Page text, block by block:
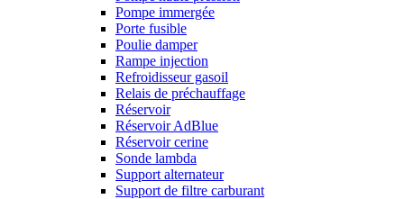
Pompe immergée
Porte fusible
Poulie damper
Rampe injection
Refroidisseur gasoil
Relais de préchauffage
Réservoir
Réservoir AdBlue
Réservoir cerine
Sonde lambda
Support alternateur
Support de filtre carburant